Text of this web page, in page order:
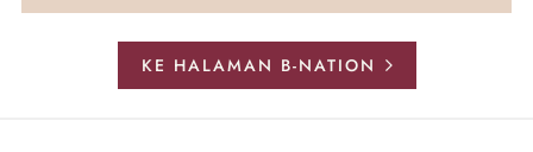
KE HALAMAN B-NATION